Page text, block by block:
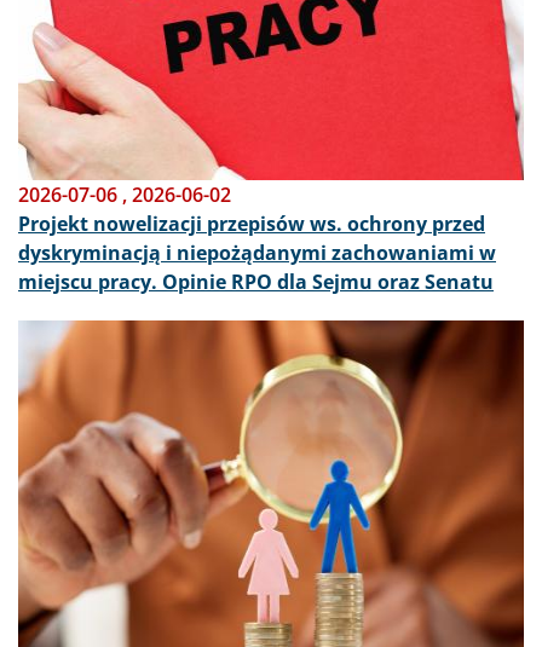
2026-07-06 ,2026-06-02
Projekt nowelizacji przepisów ws. ochrony przed
dyskryminacją i niepożądanymi zachowaniami w
miejscu pracy. Opinie RPO dla Sejmu oraz Senatu
Obraz